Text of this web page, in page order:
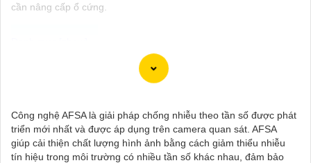
cần nâng cấp ổ cứng.
Camera Wifi 360 Ngoài Trời là một option vô cùng tốt giúp đảm
góc nhìn toàn cảnh giúp bạn theo dõi mọi hoạt động xảy ra tại
khu vực giám sát dễ dàng với các chi tiết trong khung hình sẽ
được thể hiện rõ ràng.
Công nghệ AFSA là giải pháp chống nhiễu theo tần số được phát
triển mới nhất và được áp dụng trên camera quan sát. AFSA
giúp cải thiện chất lượng hình ảnh bằng cách giảm thiểu nhiễu
tín hiệu trong môi trường có nhiều tần số khác nhau, đảm bảo